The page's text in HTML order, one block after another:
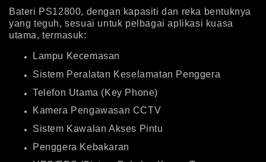
Bateri PS12800, dengan kapasiti dan reka bentuknya
yang teguh, sesuai untuk pelbagai aplikasi kuasa
utama, termasuk:
Lampu Kecemasan
Sistem Peralatan Keselamatan Penggera
Telefon Utama (Key Phone)
Kamera Pengawasan CCTV
Sistem Kawalan Akses Pintu
Penggera Kebakaran